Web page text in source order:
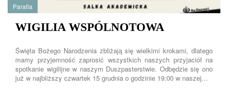
Parafia
WIGILIA WSPÓLNOTOWA
Święta Bożego Narodzenia zbliżają się wielkimi krokami, dlatego
mamy przyjemność zaprosić wszystkich naszych przyjaciół na
spotkanie wigilijne w naszym Duszpasterstwie. Odbędzie się ono
już w najbliższy czwartek 15 grudnia o godzinie 19:00 w naszej…